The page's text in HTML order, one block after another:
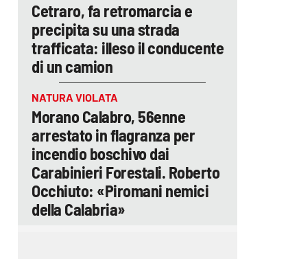
Cetraro, fa retromarcia e
precipita su una strada
trafficata: illeso il conducente
di un camion
NATURA VIOLATA
Morano Calabro, 56enne
arrestato in flagranza per
incendio boschivo dai
Carabinieri Forestali. Roberto
Occhiuto: «Piromani nemici
della Calabria»